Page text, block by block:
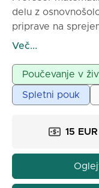
delu z
priprave na
obvladovanju
Možnost dela
Več...
Poučevanje v
Spletni pouk
15 EUR